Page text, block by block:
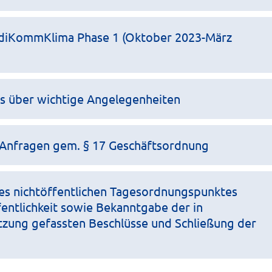
Phase 1 (Oktober 2023-März
über wichtige Angelegenheiten
gem. § 17 Geschäftsordnung
nichtöffentlichen Tagesordnungspunktes
sowie Bekanntgabe der in
gefassten Beschlüsse und Schließung der